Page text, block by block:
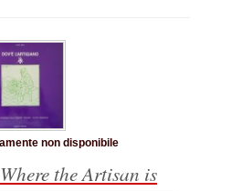
non disponibile
Where the Artisan is